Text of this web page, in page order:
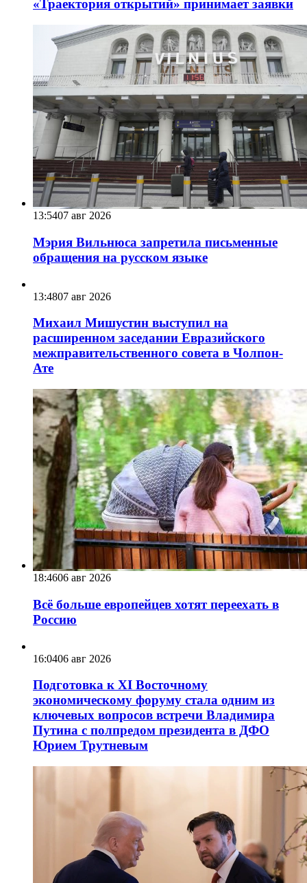
«Траектория открытий» принимает заявки
13:5407 авг 2026
Мэрия Вильнюса запретила письменные
обращения на русском языке
13:4807 авг 2026
Михаил Мишустин выступил на
расширенном заседании Евразийского
межправительственного совета в Чолпон-
Ате
18:4606 авг 2026
Всё больше европейцев хотят переехать в
Россию
16:0406 авг 2026
Подготовка к XI Восточному
экономическому форуму стала одним из
ключевых вопросов встречи Владимира
Путина с полпредом президента в ДФО
Юрием Трутневым